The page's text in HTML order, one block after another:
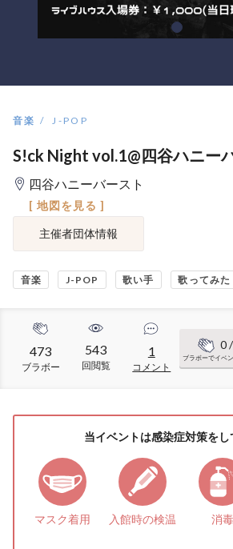
音楽 J-POP
S!ck Night vol.1@四谷ハニー
四谷ハニーバースト
[ 地図を見る ]
主催者団体情報
音楽 J-POP 歌い手 歌ってみた
473
ブラボー
543
回閲覧
1
コメント
0/
ブラボーでイベ
当イベントは感染症対策を
マスク着用 入館時の検温 消毒